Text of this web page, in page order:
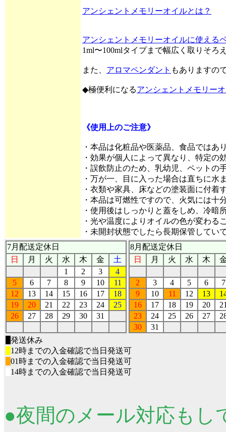
アンシェントメモリーオイルとは？
アンシェントメモリーオイルに使える
1ml〜100mlタイプまで幅広く取りそろ
また、 アロマペンダント もありますの
◆極便利になるアンシェントメモリー
《使用上のご注意》
・本品は化粧品や医薬品、食品ではあ
・効果が個人によって異なり、特定の
・誤飲防止のため、乳幼児、ペットの
・万が一、目に入った場合は直ちに水
・衣類や家具、床などの塗装面に付
・本品は可燃性ですので、火気には十
・使用後はしっかりと蓋をしめ、冷暗
・光や温度によりオイルの色が変わ
・未開封状態でしたら長期保管してい
7月配送定休日
日
月 火 水 木 金
土
1
2 3
4
5
6 7 8 9 10
11
12
13 14 15 16 17
18
19
20 21 22 23 24
25
26
27 28 29 30 31
8月配送定休日
日
月 火 水 木
2 3 4 5 6
7
9
10 11 12 13
16
17 18 19 20
23
24 25 26 27
30
31
発送休み
12時までの入金確認で当日発送可
01時までの入金確認で当日発送可
14時までの入金確認で当日発送可
●夜間のメール対応もし